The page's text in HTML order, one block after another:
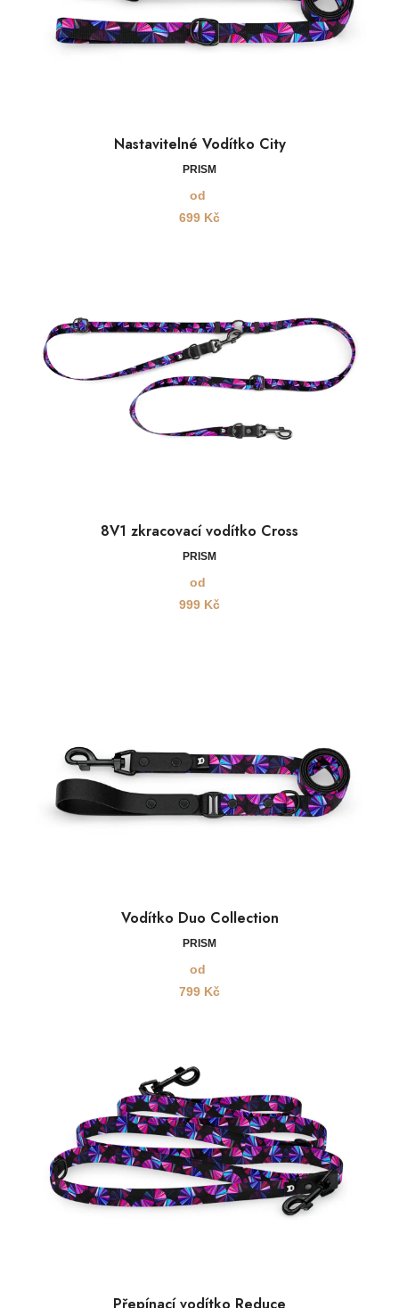
Nastavitelné Vodítko City
PRISM
od
699 Kč
8V1 zkracovací vodítko Cross
PRISM
od
999 Kč
Vodítko Duo Collection
PRISM
od
799 Kč